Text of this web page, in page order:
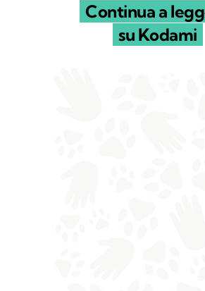
Continua a
su Kodami